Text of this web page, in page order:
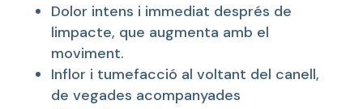
Dolor intens i immediat després de
limpacte, que augmenta amb el
moviment.
Inflor i tumefacció al voltant del canell,
de vegades acompanyades